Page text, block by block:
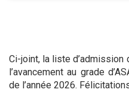
Ci-joint, la liste d’admission
l’avancement au grade
de l’année 2026.